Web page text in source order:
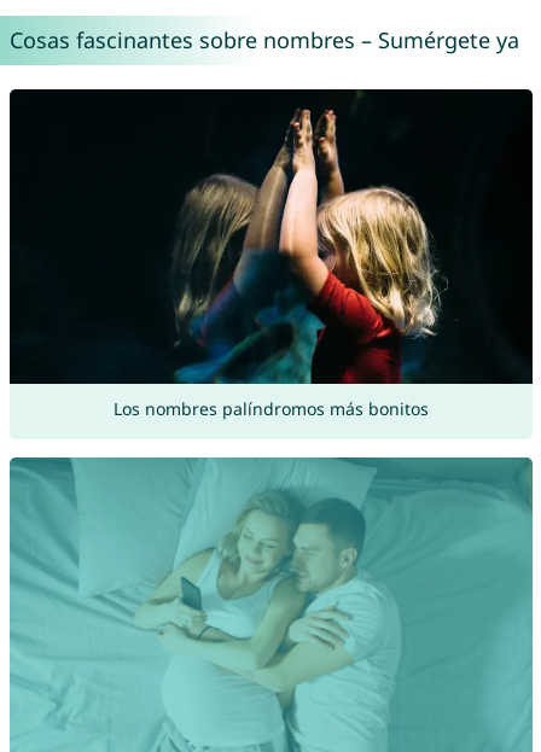
Cosas fascinantes sobre nombres – Sumérgete ya
Los nombres palíndromos más bonitos